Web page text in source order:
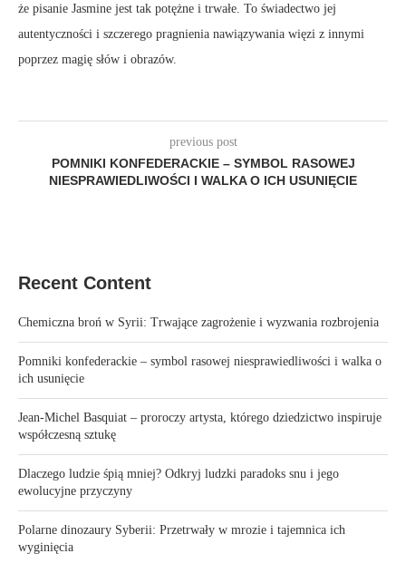
że pisanie Jasmine jest tak potężne i trwałe. To świadectwo jej
autentyczności i szczerego pragnienia nawiązywania więzi z innymi
poprzez magię słów i obrazów.
previous post
POMNIKI KONFEDERACKIE – SYMBOL RASOWEJ
NIESPRAWIEDLIWOŚCI I WALKA O ICH USUNIĘCIE
Recent Content
Chemiczna broń w Syrii: Trwające zagrożenie i wyzwania rozbrojenia
Pomniki konfederackie – symbol rasowej niesprawiedliwości i walka o
ich usunięcie
Jean-Michel Basquiat – proroczy artysta, którego dziedzictwo inspiruje
współczesną sztukę
Dlaczego ludzie śpią mniej? Odkryj ludzki paradoks snu i jego
ewolucyjne przyczyny
Polarne dinozaury Syberii: Przetrwały w mrozie i tajemnica ich
wyginięcia